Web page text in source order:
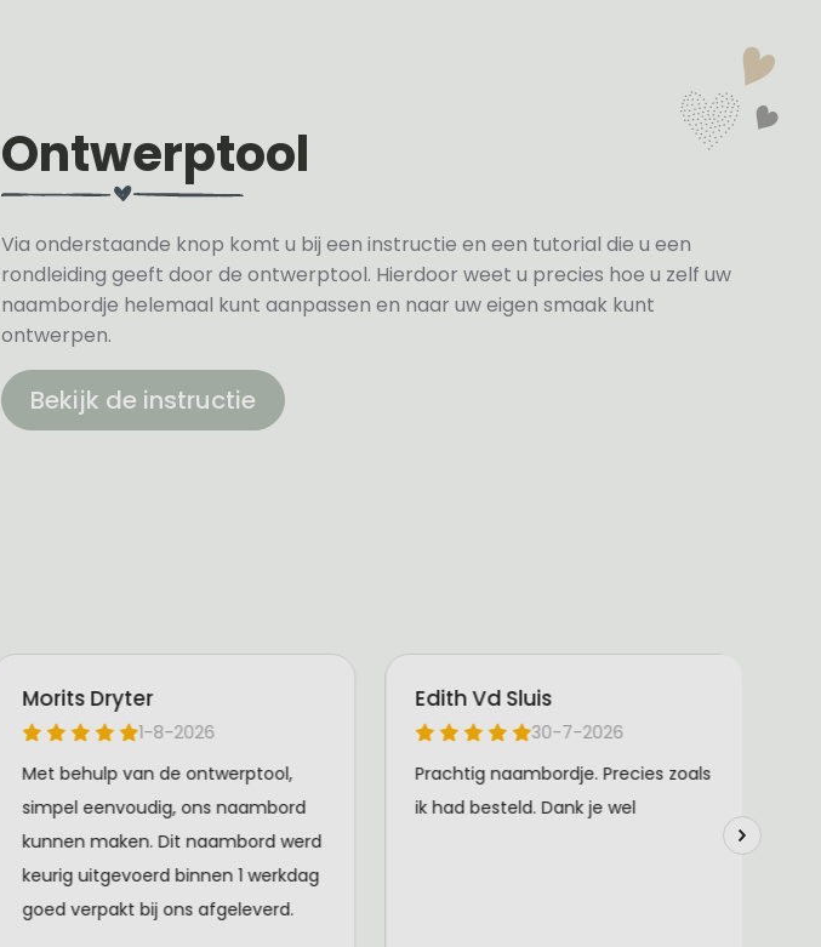
Ontwerptool
Via onderstaande knop komt u bij een instructie en een tutorial die u een
rondleiding geeft door de ontwerptool. Hierdoor weet u precies hoe u zelf uw
naambordje helemaal kunt aanpassen en naar uw eigen smaak kunt
ontwerpen.
Bekijk de instructie